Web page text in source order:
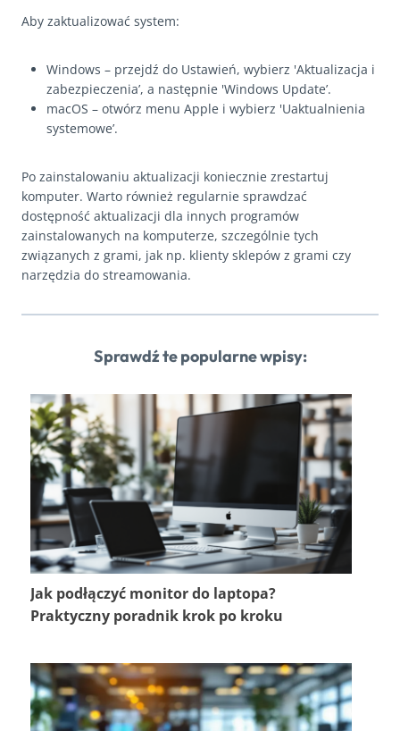
Aby zaktualizować system:
Windows – przejdź do Ustawień, wybierz 'Aktualizacja i
zabezpieczenia’, a następnie 'Windows Update’.
macOS – otwórz menu Apple i wybierz 'Uaktualnienia
systemowe’.
Po zainstalowaniu aktualizacji koniecznie zrestartuj
komputer. Warto również regularnie sprawdzać
dostępność aktualizacji dla innych programów
zainstalowanych na komputerze, szczególnie tych
związanych z grami, jak np. klienty sklepów z grami czy
narzędzia do streamowania.
Sprawdź te popularne wpisy:
Jak podłączyć monitor do laptopa?
Praktyczny poradnik krok po kroku